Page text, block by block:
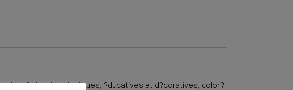
: 6 planches. Ludiques, ?ducatives et d?coratives, color?